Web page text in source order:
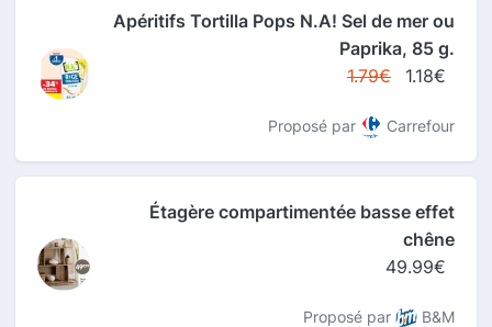
Apéritifs Tortilla Pops N.A! Sel de mer ou
Paprika, 85 g.
1.79€
1.18€
Proposé par Carrefour
Étagère compartimentée basse effet
chêne
49.99€
Proposé par B&M